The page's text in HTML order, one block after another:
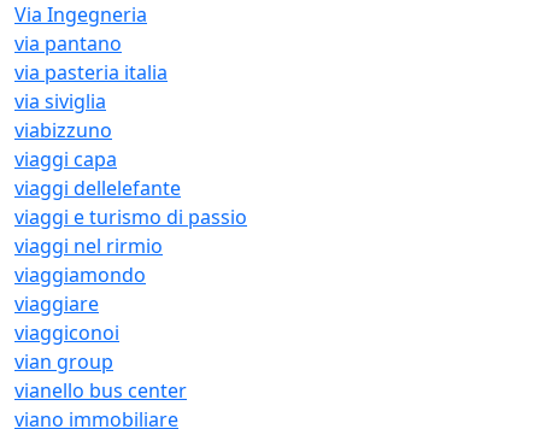
Via Ingegneria
via pantano
via pasteria italia
via siviglia
viabizzuno
viaggi capa
viaggi dellelefante
viaggi e turismo di passio
viaggi nel rirmio
viaggiamondo
viaggiare
viaggiconoi
vian group
vianello bus center
viano immobiliare